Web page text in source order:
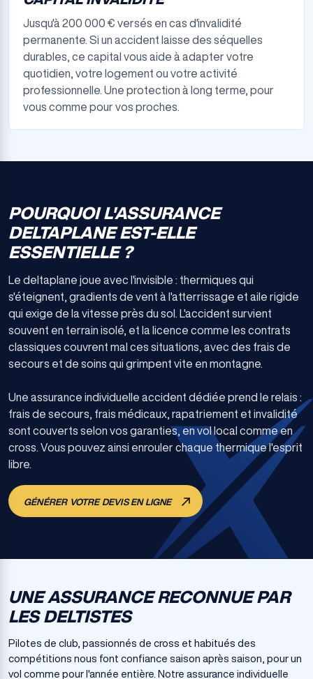
Jusqu'à 200 000 € versés en cas d'invalidité
permanente. Si un accident laisse des séquelles
durables, ce capital vous aide à adapter votre
quotidien, votre logement ou votre activité
professionnelle. Une protection à long terme, pour
vous comme pour vos proches.
POURQUOI L'ASSURANCE
DELTAPLANE EST-ELLE
ESSENTIELLE ?
Le deltaplane joue avec l'invisible : thermiques qui
s'éteignent, gradients de vent à l'atterrissage et aile rigide
qui exige de la vitesse près du sol. L'accident survient
souvent en terrain isolé, et la licence comme les contrats
classiques couvrent mal ces situations, avec des frais de
secours et de soins qui grimpent vite en montagne.
Une assurance individuelle accident dédiée prend le relais :
frais de secours, frais médicaux, rapatriement et invalidité
sont couverts selon vos garanties, en vol local comme en
cross. Vous pouvez ainsi enrouler chaque thermique l'esprit
libre.
GÉNÉRER VOTRE DEVIS EN LIGNE
UNE ASSURANCE RECONNUE PAR
LES DELTISTES
Pilotes de club, passionnés de cross et habitués des
compétitions nous font confiance saison après saison, pour un
vol comme pour l'année entière. Notre assurance individuelle